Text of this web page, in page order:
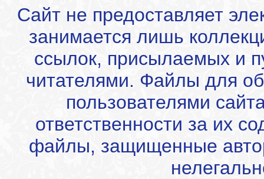
Сайт не предоставляет
занимается лишь
ссылок, присылаемых и
читателями. Файлы для
пользователями
ответственности за их
файлы, защищенные